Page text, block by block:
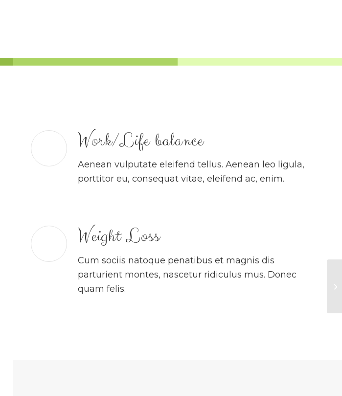
Work/Life balance
Aenean vulputate eleifend tellus. Aenean leo ligula,
porttitor eu, consequat vitae, eleifend ac, enim.
Weight Loss
Cum sociis natoque penatibus et magnis dis
parturient montes, nascetur ridiculus mus. Donec
quam felis.